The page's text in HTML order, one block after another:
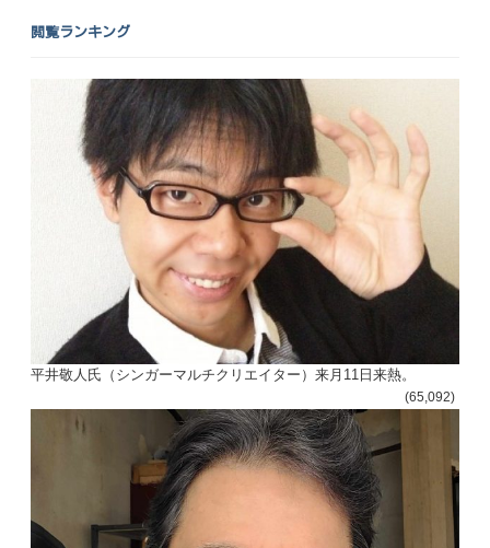
閲覧ランキング
平井敬人氏（シンガーマルチクリエイター）来月11日来熱。
(65,092)